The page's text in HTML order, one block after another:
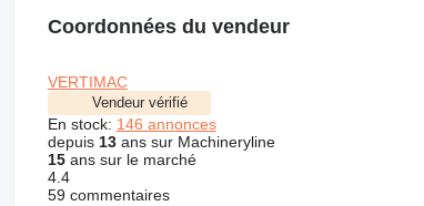
Coordonnées du vendeur
VERTIMAC
Vendeur vérifié
En stock: 146 annonces
depuis 13ans sur Machineryline
15ans sur le marché
4.4
59 commentaires